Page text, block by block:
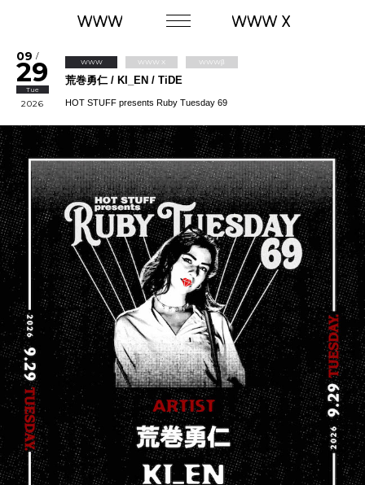
09 /
29
Tue
2026
WWW WWW X WWWβ
荒巻勇仁 / KI_EN / TiDE
HOT STUFF presents Ruby Tuesday 69